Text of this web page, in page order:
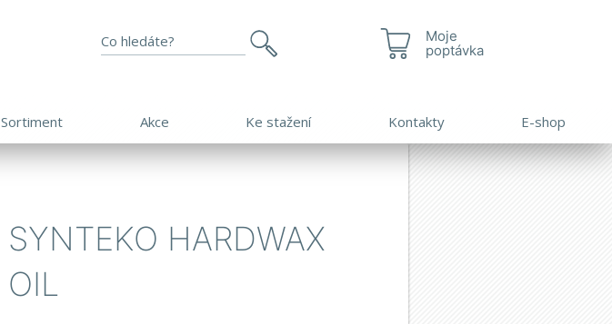
Moje
poptávka
Sortiment Akce Ke stažení Kontakty E-shop
SYNTEKO HARDWAX
OIL